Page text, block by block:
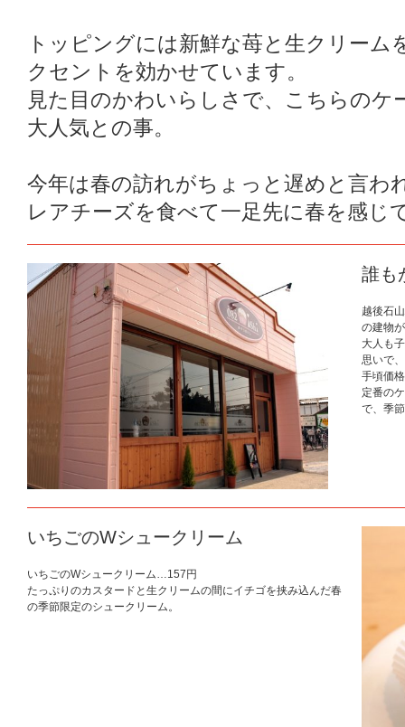
トッピングには新鮮な苺と生クリーム
クセントを効かせています。
見た目のかわいらしさで、こちらのケ
大人気との事。
今年は春の訪れがちょっと遅めと言わ
レアチーズを食べて一足先に春を感じ
誰も
越後石
の建物
大人も
思いで
手頃価
定番の
で、季
いちごのWシュークリーム
いちごのWシュークリーム…157円
たっぷりのカスタードと生クリームの間にイチゴを挟み込んだ春
の季節限定のシュークリーム。